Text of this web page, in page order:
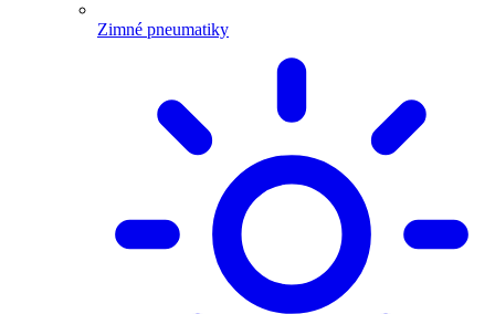
Zimné pneumatiky